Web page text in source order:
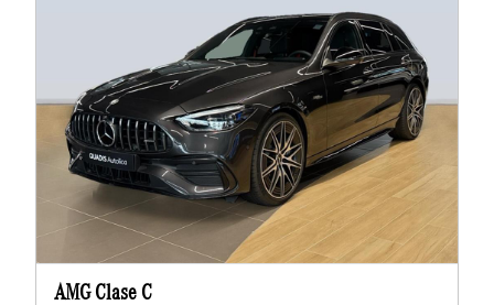
AMG Clase C